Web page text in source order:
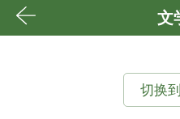
文
切换